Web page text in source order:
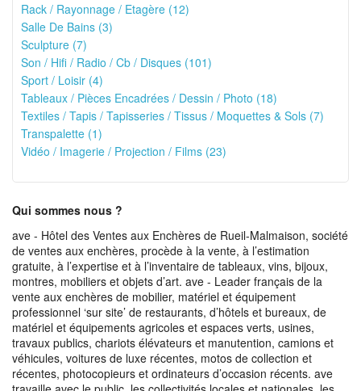
Rack / Rayonnage / Etagère (12)
Salle De Bains (3)
Sculpture (7)
Son / Hifi / Radio / Cb / Disques (101)
Sport / Loisir (4)
Tableaux / Pièces Encadrées / Dessin / Photo (18)
Textiles / Tapis / Tapisseries / Tissus / Moquettes & Sols (7)
Transpalette (1)
Vidéo / Imagerie / Projection / Films (23)
Qui sommes nous ?
ave - Hôtel des Ventes aux Enchères de Rueil-Malmaison, société
de ventes aux enchères, procède à la vente, à l’estimation
gratuite, à l’expertise et à l’inventaire de tableaux, vins, bijoux,
montres, mobiliers et objets d’art. ave - Leader français de la
vente aux enchères de mobilier, matériel et équipement
professionnel ‘sur site’ de restaurants, d’hôtels et bureaux, de
matériel et équipements agricoles et espaces verts, usines,
travaux publics, chariots élévateurs et manutention, camions et
véhicules, voitures de luxe récentes, motos de collection et
récentes, photocopieurs et ordinateurs d’occasion récents. ave